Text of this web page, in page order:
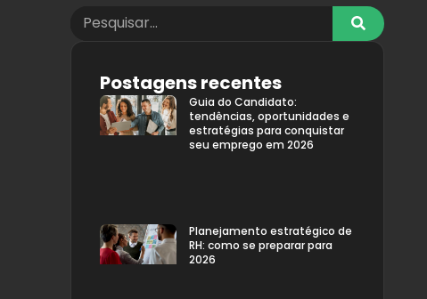
Postagens recentes
Guia do Candidato:
tendências, oportunidades e
estratégias para conquistar
seu emprego em 2026
Planejamento estratégico de
RH: como se preparar para
2026